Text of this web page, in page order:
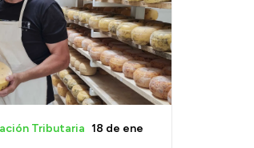
Tributaria 18 de ene